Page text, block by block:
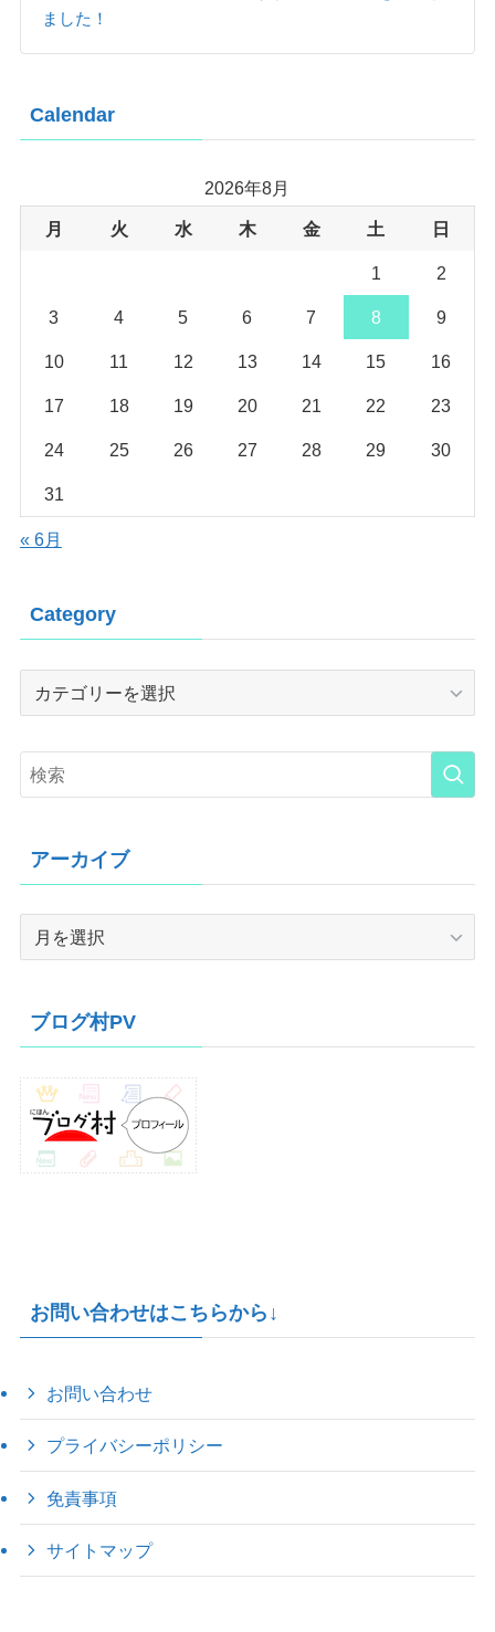
ました！
Calendar
2026年8月
月 火 水 木 金 土 日
1 2
3 4 5 6 7 8 9
10 11 12 13 14 15 16
17 18 19 20 21 22 23
24 25 26 27 28 29 30
31
« 6月
Category
Category
アーカイブ
ブ
ブログ村PV
お問い合わせはこちらから↓
お問い合わせ
プライバシーポリシー
免責事項
サイトマップ